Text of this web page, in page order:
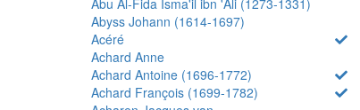
Abyss Johann (1614-1697)
Acéré
Achard Anne
Achard Antoine (1696-1772)
Achard François (1699-1782)